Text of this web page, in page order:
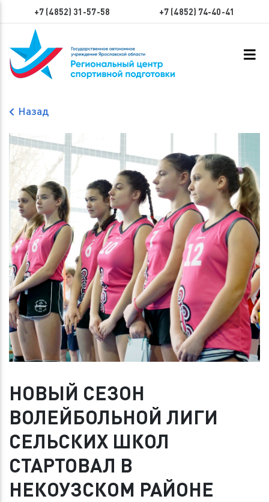
+7 (4852) 31-57-58 +7 (4852) 74-40-41
Назад
НОВЫЙ СЕЗОН
ВОЛЕЙБОЛЬНОЙ ЛИГИ
СЕЛЬСКИХ ШКОЛ
СТАРТОВАЛ В
НЕКОУЗСКОМ РАЙОНЕ